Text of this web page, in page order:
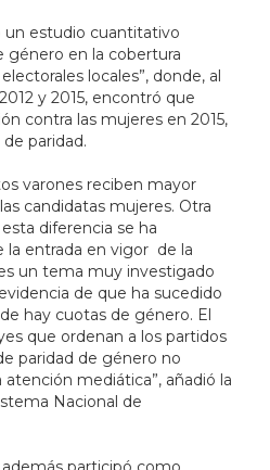
un estudio cuantitativo
género en la cobertura
locales”, donde, al
y 2015, encontró que
contra las mujeres en 2015,
paridad.
varones reciben mayor
candidatas mujeres. Otra
diferencia se ha
la entrada en vigor de la
un tema muy investigado
de que ha sucedido
hay cuotas de género. El
que ordenan a los partidos
paridad de género no
atención mediática”, añadió la
Nacional de